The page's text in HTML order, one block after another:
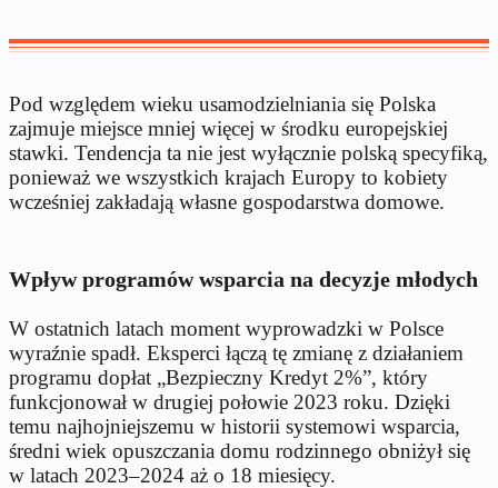
Pod względem wieku usamodzielniania się Polska
zajmuje miejsce mniej więcej w środku europejskiej
stawki. Tendencja ta nie jest wyłącznie polską specyfiką,
ponieważ we wszystkich krajach Europy to kobiety
wcześniej zakładają własne gospodarstwa domowe.
Wpływ programów wsparcia na decyzje młodych
W ostatnich latach moment wyprowadzki w Polsce
wyraźnie spadł. Eksperci łączą tę zmianę z działaniem
programu dopłat „Bezpieczny Kredyt 2%”, który
funkcjonował w drugiej połowie 2023 roku. Dzięki
temu najhojniejszemu w historii systemowi wsparcia,
średni wiek opuszczania domu rodzinnego obniżył się
w latach 2023–2024 aż o 18 miesięcy.